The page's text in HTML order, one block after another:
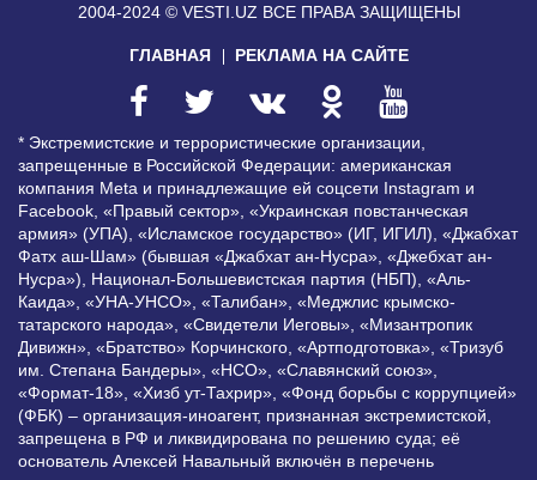
2004-2024 © VESTI.UZ ВСЕ ПРАВА ЗАЩИЩЕНЫ
ГЛАВНАЯ РЕКЛАМА НА САЙТЕ
* Экстремистские и террористические организации,
запрещенные в Российской Федерации: американская
компания Meta и принадлежащие ей соцсети Instagram и
Facebook, «Правый сектор», «Украинская повстанческая
армия» (УПА), «Исламское государство» (ИГ, ИГИЛ), «Джабхат
Фатх аш-Шам» (бывшая «Джабхат ан-Нусра», «Джебхат ан-
Нусра»), Национал-Большевистская партия (НБП), «Аль-
Каида», «УНА-УНСО», «Талибан», «Меджлис крымско-
татарского народа», «Свидетели Иеговы», «Мизантропик
Дивижн», «Братство» Корчинского, «Артподготовка», «Тризуб
им. Степана Бандеры», «НСО», «Славянский союз»,
«Формат-18», «Хизб ут-Тахрир», «Фонд борьбы с коррупцией»
(ФБК) – организация-иноагент, признанная экстремистской,
запрещена в РФ и ликвидирована по решению суда; её
основатель Алексей Навальный включён в перечень